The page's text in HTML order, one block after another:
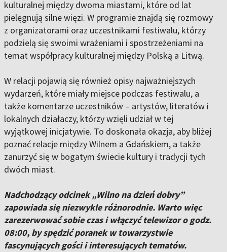
kulturalnej między dwoma miastami, które od lat
pielęgnują silne więzi. W programie znajdą się rozmowy
z organizatorami oraz uczestnikami festiwalu, którzy
podzielą się swoimi wrażeniami i spostrzeżeniami na
temat współpracy kulturalnej między Polską a Litwą.
W relacji pojawią się również opisy najważniejszych
wydarzeń, które miały miejsce podczas festiwalu, a
także komentarze uczestników – artystów, literatów i
lokalnych działaczy, którzy wzięli udział w tej
wyjątkowej inicjatywie. To doskonała okazja, aby bliżej
poznać relacje między Wilnem a Gdańskiem, a także
zanurzyć się w bogatym świecie kultury i tradycji tych
dwóch miast.
Nadchodzący odcinek „Wilno na dzień dobry”
zapowiada się niezwykle różnorodnie. Warto więc
zarezerwować sobie czas i włączyć telewizor o godz.
08:00, by spędzić poranek w towarzystwie
fascynujących gości i interesujących tematów.